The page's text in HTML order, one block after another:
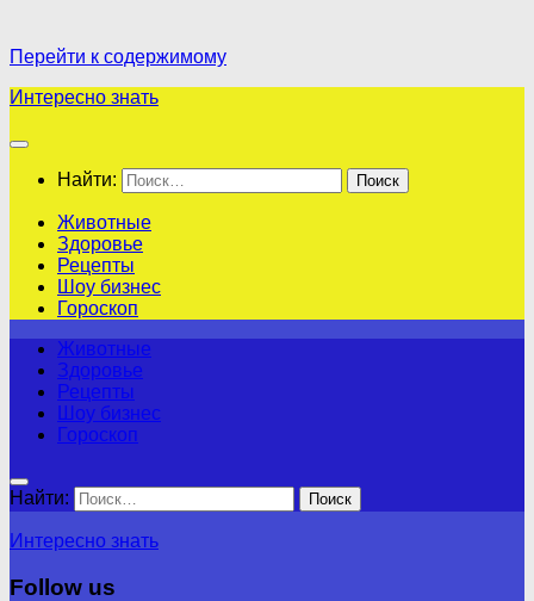
Перейти к содержимому
Интересно знать
Найти:
Животные
Здоровье
Рецепты
Шоу бизнес
Гороскоп
Животные
Здоровье
Рецепты
Шоу бизнес
Гороскоп
Найти:
Интересно знать
Follow us